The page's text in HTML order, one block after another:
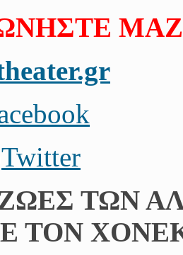
Twitter
ΖΩΕΣ ΤΩΝ
ΤΟΝ